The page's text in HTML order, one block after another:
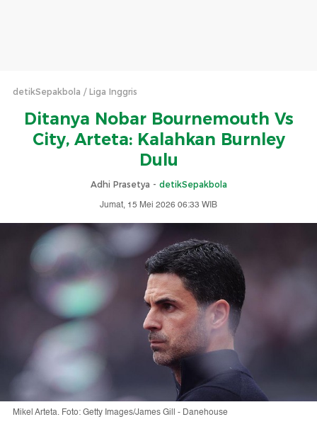
detikSepakbola Liga Inggris
Ditanya Nobar Bournemouth Vs
City, Arteta: Kalahkan Burnley
Dulu
Adhi Prasetya - detikSepakbola
Jumat, 15 Mei 2026 06:33 WIB
Mikel Arteta. Foto: Getty Images/James Gill - Danehouse